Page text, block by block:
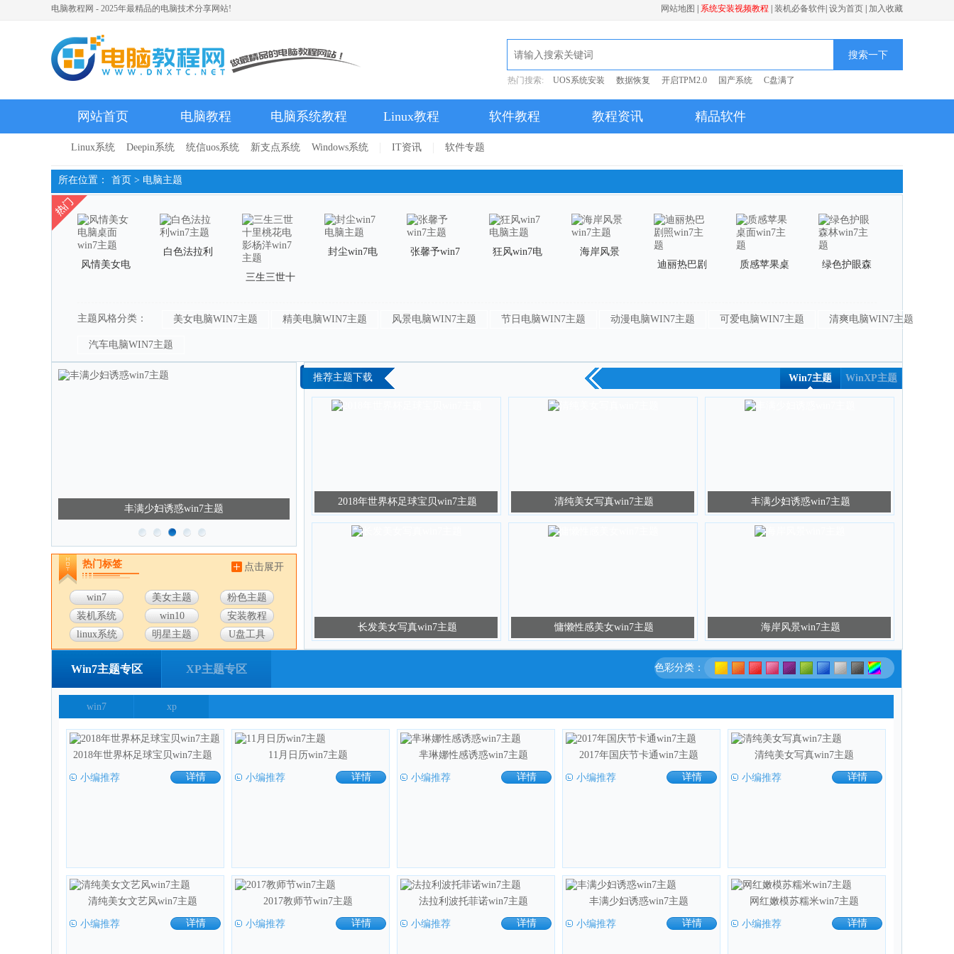
电脑教程网 - 2025年最精品的电脑技术分享网站! 网站地图 系统安装视频教程 装机必备软件 设为首页 加入收藏
搜索一下
热门搜索: UOS系统安装 数据恢复 开启TPM2.0 国产系统 C盘满了
网站首页 电脑教程 电脑系统教程 Linux教程 软件教程 教程资讯 精品软件
Linux系统 Deepin系统 统信uos系统 新支点系统 Windows系统 IT资讯 软件专题
所在位置： 首页 > 电脑主题
风情美女电
主题
白色法拉利
三生三世十
杨洋win7主
封尘win7电 张馨予win7 狂风win7电 海岸风景
迪丽热巴剧 质感苹果桌 绿色护眼森
主题风格分类： 美女电脑WIN7主题 精美电脑WIN7主题 风景电脑WIN7主题 节日电脑WIN7主题 动漫电脑WIN7主题 可爱电脑WIN7主题 清爽电脑WIN7主题
汽车电脑WIN7主题
丰满少妇诱惑win7主题
点击展开
热门标签
win7 美女主题
粉色主题
装机系统
win10
安装教程
linux系统
明星主题
U盘工具
装机软件
汽车主题
卡通主题
风景主题
EasyRecovery
推荐主题下载 Win7主题 WinXP主题
2018年世界杯足球宝贝win7主题 清纯美女写真win7主题 丰满少妇诱惑win7主题
长发美女写真win7主题 慵懒性感美女win7主题 海岸风景win7主题
Win7主题专区 XP主题专区 色彩分类：
win7 xp
2018年世界杯足球宝贝win7主题
小编推荐 详情
11月日历win7主题
小编推荐 详情
芈琳娜性感诱惑win7主题
小编推荐 详情
2017年国庆节卡通win7主题
小编推荐 详情
清纯美女写真win7主题
小编推荐 详情
清纯美女文艺风win7主题
小编推荐 详情
2017教师节win7主题
小编推荐 详情
法拉利波托菲诺win7主题
小编推荐 详情
丰满少妇诱惑win7主题
小编推荐 详情
网红嫩模苏糯米win7主题
小编推荐 详情